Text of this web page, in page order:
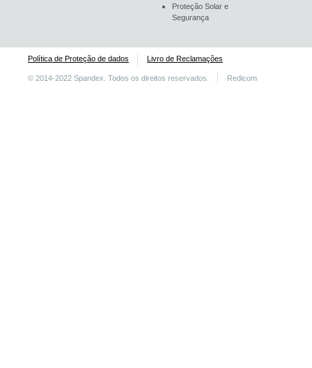
Proteção Solar e
Segurança
Política de Proteção de dados Livro de Reclamações
© 2014-2022 Spandex. Todos os direitos reservados. Redicom